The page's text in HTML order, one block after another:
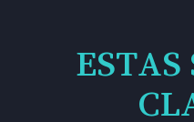
ESTAS